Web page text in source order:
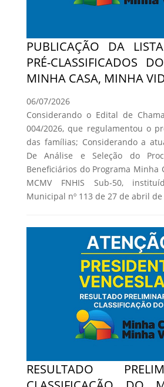
PUBLICAÇÃO DA
PRÉ-CLASSIFICADOS
MINHA CASA, MINHA
06/07/2026
Considerando o Edital de
004/2026, que regulamentou o
das famílias; Considerando a
De Análise e Seleção do
Beneficiários do Programa Minha
MCMV FNHIS Sub-50,
Municipal nº 113 de 27 de abril de
RESULTADO